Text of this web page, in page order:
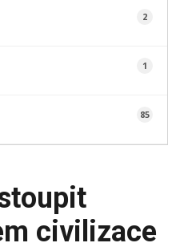
2
1
85
civilizace